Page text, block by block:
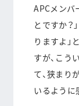
APCメンバ
とですか？
りますよ」
すが、 こう
て、狭まり
いる ように